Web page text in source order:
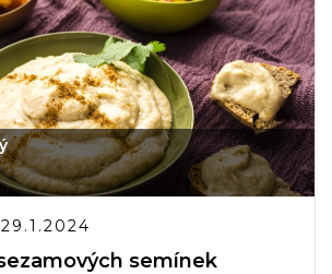
29.1.2024
semínek